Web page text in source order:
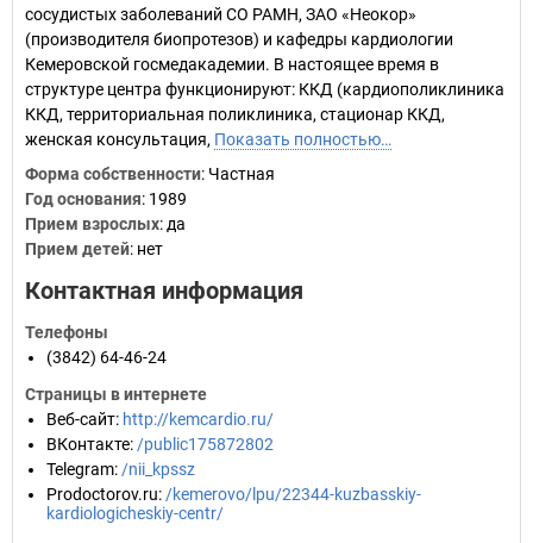
сосудистых заболеваний СО РАМН, ЗАО «Неокор»
(производителя биопротезов) и кафедры кардиологии
Кемеровской госмедакадемии. В настоящее время в
структуре центра функционируют: ККД (кардиополиклиника
ККД, территориальная поликлиника, стационар ККД,
женская консультация, Показать полностью…
Форма собственности: Частная
Год основания: 1989
Прием взрослых: да
Прием детей: нет
Контактная информация
Телефоны
(3842) 64-46-24
Страницы в интернете
Веб-сайт: http://kemcardio.ru/
ВКонтакте: /public175872802
Telegram: /nii_kpssz
Prodoctorov.ru: /kemerovo/lpu/22344-kuzbasskiy-
kardiologicheskiy-centr/